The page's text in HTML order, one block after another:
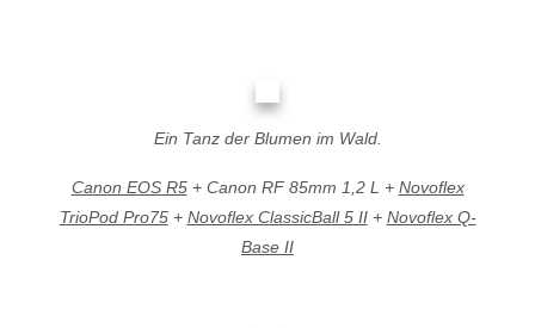
Ein Tanz der Blumen im Wald.
Canon EOS R5+ Canon RF 85mm 1,2 L + Novoflex
TrioPod Pro75+ Novoflex ClassicBall 5 II+ Novoflex Q-
Base II